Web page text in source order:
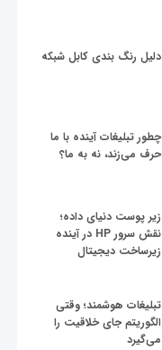
دلیل رنگ بندی کابل شبکه
چطور تبلیغات آینده با ما
حرف می‌زند، نه به ما؟
زیر پوست دنیای داده؛
نقش سرور HP در آینده
زیرساخت دیجیتال
تبلیغات هوشمند؛ وقتی
الگوریتم جای خلاقیت را
می‌گیرد